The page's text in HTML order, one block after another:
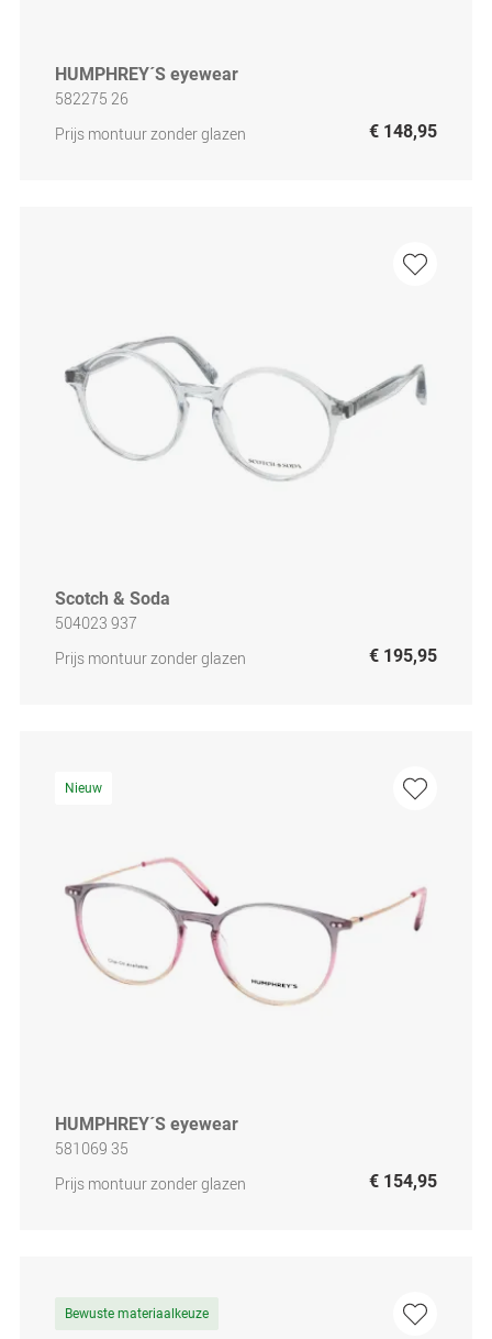
HUMPHREY´S eyewear
582275 26
Prijs montuur zonder glazen
€ 148,95
Scotch & Soda
504023 937
Prijs montuur zonder glazen
€ 195,95
Nieuw
HUMPHREY´S eyewear
581069 35
Prijs montuur zonder glazen
€ 154,95
Bewuste materiaalkeuze